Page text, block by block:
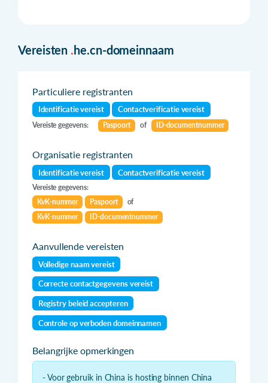
Vereisten .he.cn-domeinnaam
Particuliere registranten
Identificatie vereist Contactverificatie vereist
Vereiste gegevens: Paspoort of ID-documentnummer
Organisatie registranten
Identificatie vereist Contactverificatie vereist
Vereiste gegevens:
KvK-nummer
Paspoort
of
KvK-nummer
ID-documentnummer
Aanvullende vereisten
Volledige naam vereist
Correcte contactgegevens vereist
Registry beleid accepteren
Controle op verboden domeinnamen
Belangrijke opmerkingen
- Voor gebruik in China is hosting binnen China